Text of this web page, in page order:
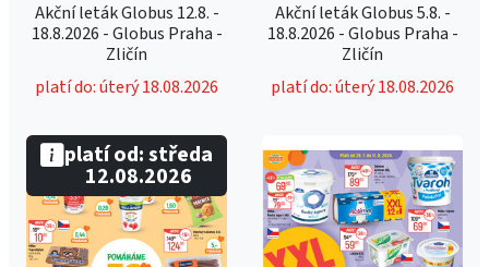
Akční leták Globus 12.8. -
18.8.2026 - Globus Praha -
Zličín
platí do: úterý 18.08.2026
Akční leták Globus 5.8. -
18.8.2026 - Globus Praha -
Zličín
platí do: úterý 18.08.2026
platí od: středa
12.08.2026